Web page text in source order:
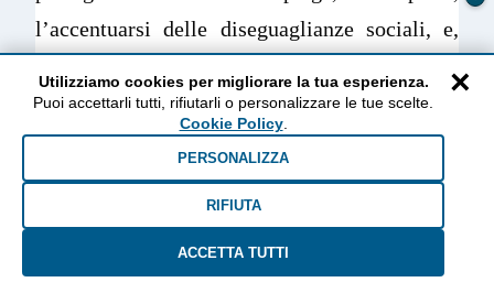
l’accentuarsi delle diseguaglianze sociali, e,
economici e politici, dei nazionalismi e dei
sovranismi, che non sono soltanto appannaggio
di chi governa ma godono di un consenso
popolare sempre più ampio.
secondavirtù – la
×
Utilizziamo cookies per migliorare la tua esperienza.
Puoi accettarli tutti, rifiutarli o personalizzare le tue scelte.
Cookie Policy.
PERSONALIZZA
RIFIUTA
ACCETTA TUTTI